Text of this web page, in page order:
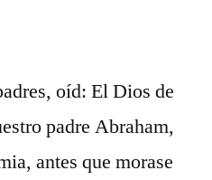
oíd: El Dios de
padre Abraham,
antes que morase